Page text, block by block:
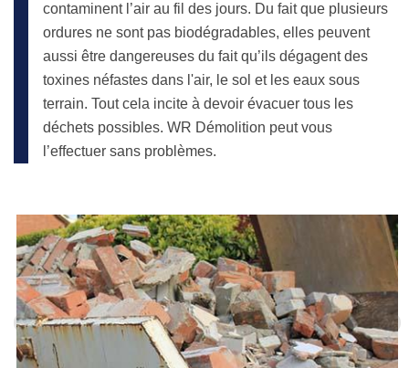
contaminent l’air au fil des jours. Du fait que plusieurs
ordures ne sont pas biodégradables, elles peuvent
aussi être dangereuses du fait qu’ils dégagent des
toxines néfastes dans l'air, le sol et les eaux sous
terrain. Tout cela incite à devoir évacuer tous les
déchets possibles. WR Démolition peut vous
l’effectuer sans problèmes.